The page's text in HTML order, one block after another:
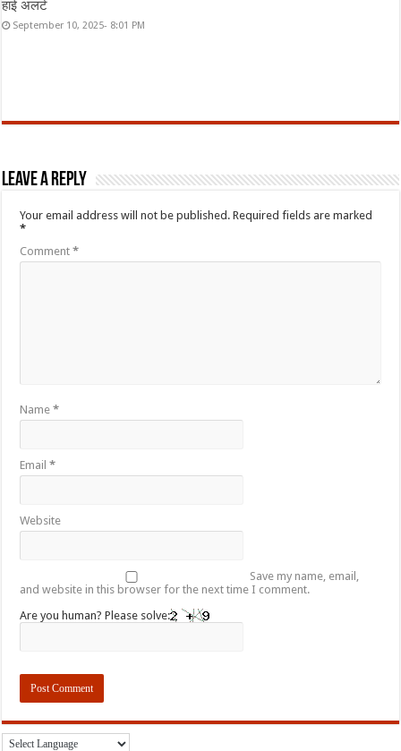
हाई अलर्ट
September 10, 2025- 8:01 PM
Leave a Reply
Your email address will not be published. Required fields are marked
*
Comment*
Name*
Email*
Website
Save my name, email,
and website in this browser for the next time I comment.
Are you human? Please solve: